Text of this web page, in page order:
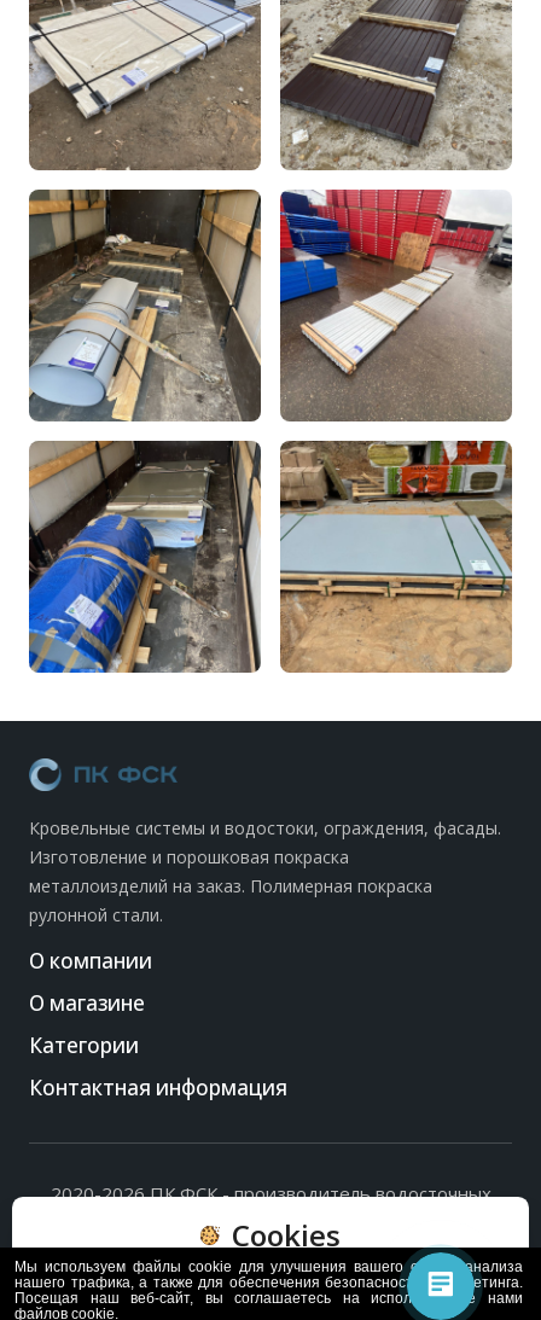
Кровельные системы и водостоки, ограждения, фасады.
Изготовление и порошковая покраска
металлоизделий на заказ. Полимерная покраска
рулонной стали.
О компании
О магазине
Категории
Контактная информация
2020-2026 ПК ФСК - производитель водосточных
Политика обработки персональных данных
на их обработку.
Cookies
Пользуясь сайтом, вы соглашаетесь с политикой
обработки и хранения данных Cookie
Мы используем файлы cookie для улучшения вашего опыта, анализа
нашего трафика, а также для обеспечения безопасности и маркетинга.
Посещая наш веб-сайт, вы соглашаетесь на использование нами
файлов cookie.